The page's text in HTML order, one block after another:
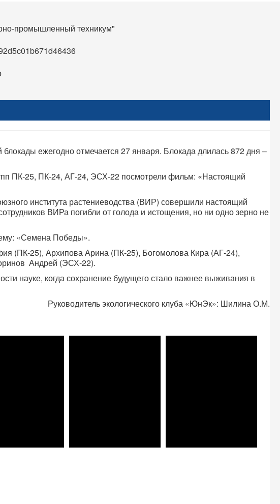
промышленный техникум"
ежегодно отмечается 27 января. Блокада длилась 872 дня –
ПК-25, ПК-24, АГ-24, ЭСХ-22 посмотрели фильм: «Настоящий
института растениеводства (ВИР) совершили настоящий
ВИРа погибли от голода и истощения, но ни одно зерно не
«Семена Победы».
(ПК-25), Архипова Арина (ПК-25), Богомолова Кира (АГ-24),
Андрей (ЭСХ-22).
науке, когда сохранение будущего стало важнее выживания в
Руководитель экологического клуба «ЮнЭк»: Шилина О.М.